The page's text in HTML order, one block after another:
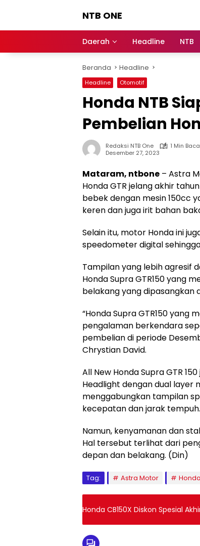
NTB ONE
dan
Berita
Lombok
Daerah Headline NTB
Beranda Headline
Headline Otomotif
Honda NTB
Pembelian
Redaksi NTB One
1 Min Baca
Desember 27, 2023
Mataram, ntbone – Astra
Honda GTR jelang akhir
bebek dengan mesin 150cc
keren dan juga irit bahan
Selain itu, motor Honda ini
speedometer digital
Tampilan yang lebih agresif
Honda Supra GTR150 yang
belakang yang dipasangkan
“Honda Supra GTR150 yang
pengalaman berkendara
pembelian di periode
Chrystian David.
All New Honda Supra GTR
Headlight dengan dual
menggabungkan tampilan
kecepatan dan jarak tempuh.
Namun, kenyamanan dan
Hal tersebut terlihat dari
depan dan belakang. (Din)
Tag: Astra Motor Honda
Honda CB150X Diskon Spesial